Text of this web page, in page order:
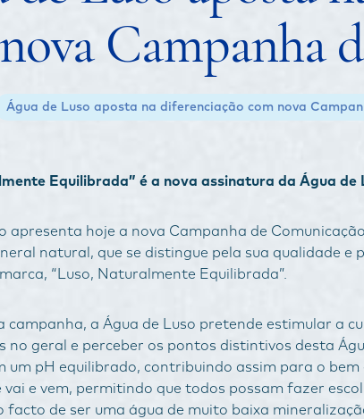
Campanha
Água de Luso aposta na diferenciação com nova
Equilibrada” é a nova assinatura da Água
apresenta hoje a nova Campanha de
natural, que se distingue pela sua qualidade e
“Luso, Naturalmente Equilibrada”.
campanha, a Água de Luso pretende estimular a
no geral e perceber os pontos distintivos desta
um pH equilibrado, contribuindo assim para o
e vem, permitindo que todos possam fazer
facto de ser uma água de muito baixa